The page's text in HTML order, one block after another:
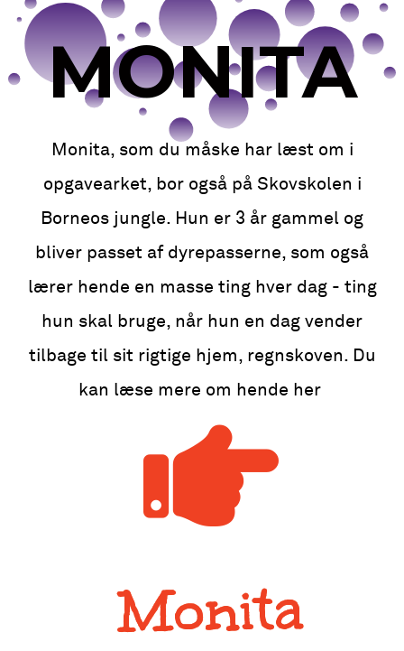
MONITA
Monita, som du måske har læst om i
opgavearket, bor også på Skovskolen i
Borneos jungle. Hun er 3 år gammel og
bliver passet af dyrepasserne, som også
lærer hende en masse ting hver dag - ting
hun skal bruge, når hun en dag vender
tilbage til sit rigtige hjem, regnskoven. Du
kan læse mere om hende her
Monita